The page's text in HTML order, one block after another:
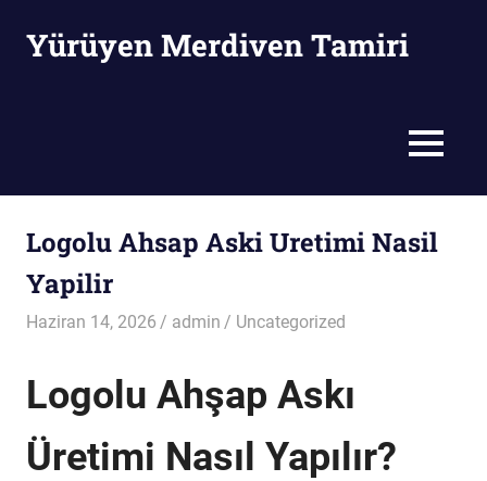
Yürüyen Merdiven Tamiri
MENU
Logolu Ahsap Aski Uretimi Nasil
Yapilir
Haziran 14, 2026 admin Uncategorized
Logolu Ahşap Askı
Üretimi Nasıl Yapılır?